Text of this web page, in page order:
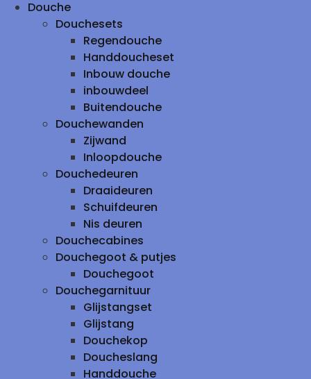
Douche
Douchesets
Regendouche
Handdoucheset
Inbouw douche
inbouwdeel
Buitendouche
Douchewanden
Zijwand
Inloopdouche
Douchedeuren
Draaideuren
Schuifdeuren
Nis deuren
Douchecabines
Douchegoot & putjes
Douchegoot
Douchegarnituur
Glijstangset
Glijstang
Douchekop
Doucheslang
Handdouche